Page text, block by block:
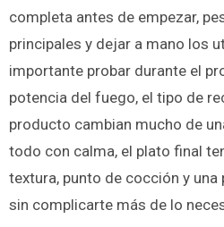
completa antes de empezar,
principales y dejar a mano los
importante probar durante el
potencia del fuego, el tipo de
producto cambian mucho de
todo con calma, el plato final
textura, punto de cocción y
sin complicarte más de lo